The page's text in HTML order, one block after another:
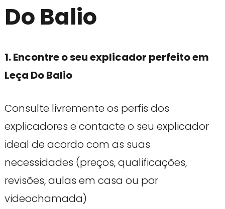
Do Balio
1. Encontre o seu explicador perfeito em
Leça Do Balio
Consulte livremente os perfis dos
explicadores e contacte o seu explicador
ideal de acordo com as suas
necessidades (preços, qualificações,
revisões, aulas em casa ou por
videochamada)